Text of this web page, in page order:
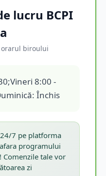
lucru BCPI
biroului
8:00 -
Închis
7 pe platforma
programului
tale vor
zi